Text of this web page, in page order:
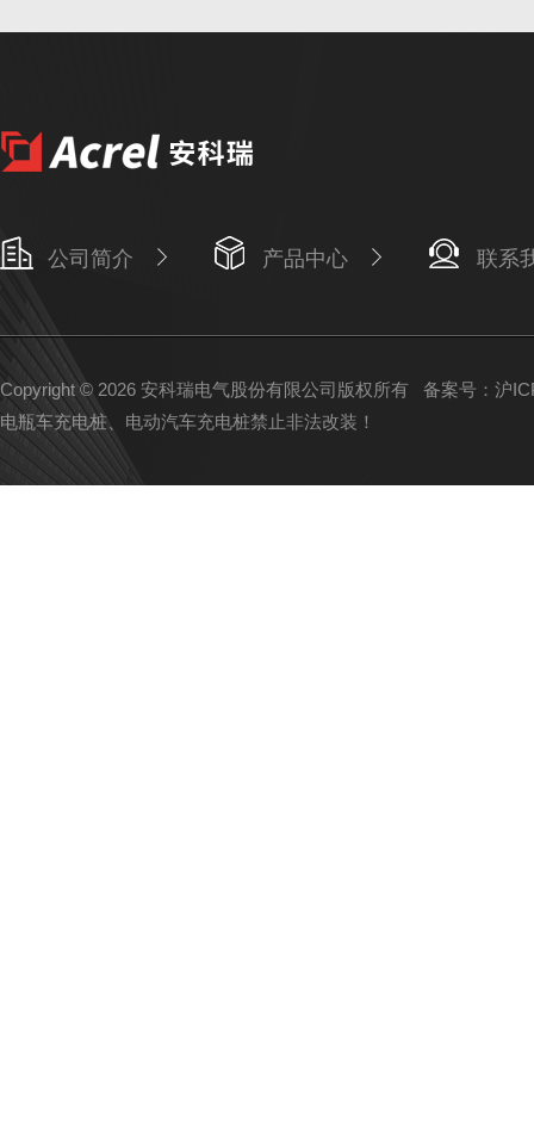
公司简介 产品中心 联系
Copyright © 2026 安科瑞电气股份有限公司版权所有 备案号：沪
电瓶车充电桩、电动汽车充电桩禁止非法改装！